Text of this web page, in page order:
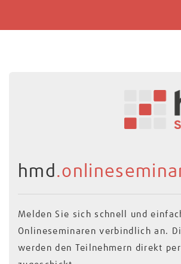
hmd
Melden Sie sich schnell und
Onlineseminaren verbindlich an.
werden den Teilnehmern direkt per